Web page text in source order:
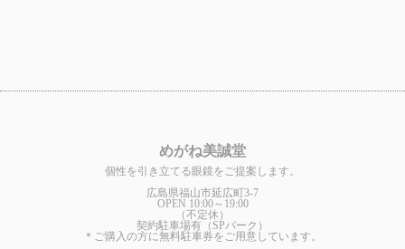
めがね美誠堂
個性を引き立てる眼鏡をご提案します。
広島県福山市延広町3-7
OPEN 10:00～19:00
（不定休）
契約駐車場有（SPパーク）
＊ご購入の方に無料駐車券をご用意しています。